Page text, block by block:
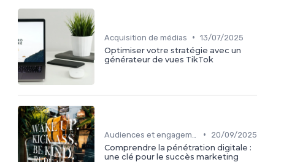
Acquisition de médias • 13/07/2025
Optimiser votre stratégie avec un
générateur de vues TikTok
•
20/09/2025
Comprendre la pénétration digitale :
une clé pour le succès marketing